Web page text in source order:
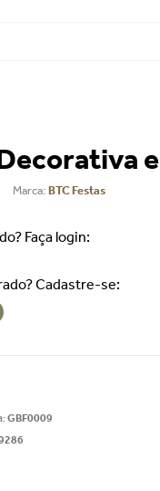
BTC Festas
Faça login:
Cadastre-se:
:GBF0009